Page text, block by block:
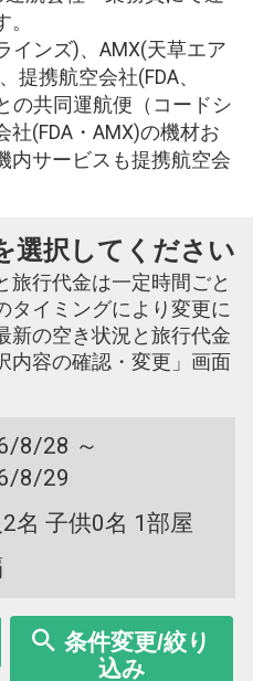
インズ)、AMX(天草エア
提携航空会社(FDA、
の共同運航便（コードシ
社(FDA・AMX)の機材お
内サービスも提携航空会
選択してください
旅行代金は一定時間ごと
タイミングにより変更に
新の空き状況と旅行代金
内容の確認・変更」画面
8/28 ～
8/29
名 子供0名 1部屋
条件変更/絞り
込み